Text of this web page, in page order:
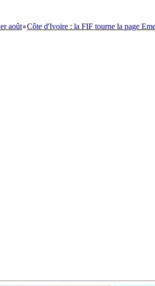
Côte d'Ivoire : la FIF tourne la page Emerse Faé